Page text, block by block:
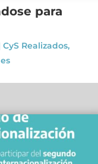
para
CyS Realizados,